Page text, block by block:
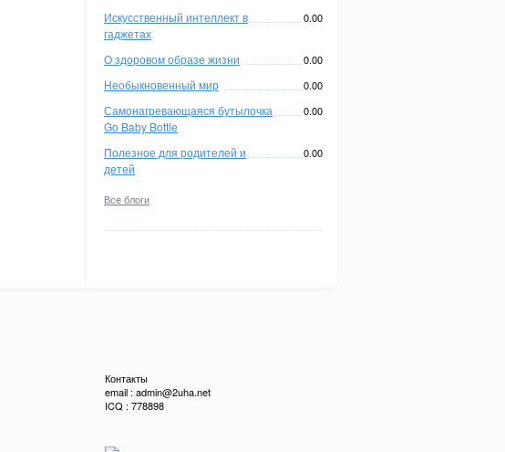
Искусственный интеллект в
гаджетах
0.00
О здоровом образе жизни 0.00
Необыкновенный мир 0.00
Самонагревающаяся бутылочка
Go Baby Bottle
0.00
Полезное для родителей и
детей
0.00
Все блоги
Контакты
email : admin@2uha.net
ICQ : 778898